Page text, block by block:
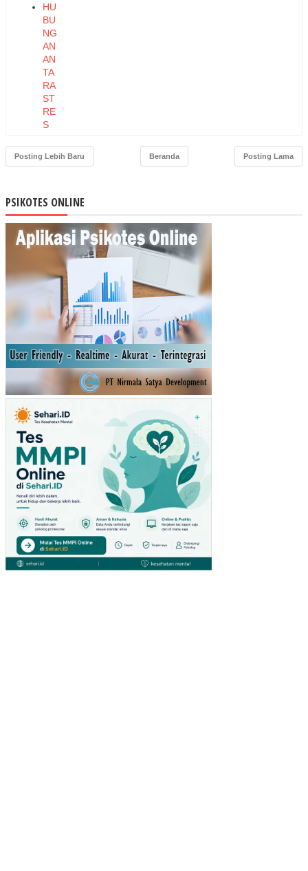
HU
BU
NG
AN
AN
TA
RA
ST
RE
S
A
WA
T
DE
NG
KIN
ER
PE
RA
T
DI
LA
SI
GA
WA
T
DA
RU
RA
T
DA
N
INT
EN
SIV
Posting Lebih Baru Posting Lama
Beranda
PSIKOTES ONLINE